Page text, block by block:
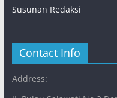
Susunan Redaksi
Contact Info
Address: